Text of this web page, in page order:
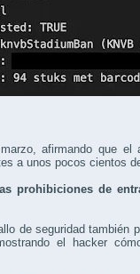
afirmando que el
a unos pocos cientos
prohibiciones de
de seguridad también
el hacker